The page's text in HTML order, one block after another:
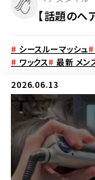
【話題のヘ
# シースルーマッシュ#
# ワックス# 最新 メン
2026.06.13